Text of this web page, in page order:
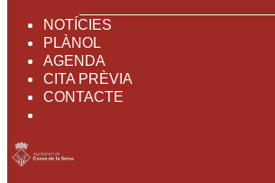
NOTÍCIES
PLÀNOL
AGENDA
CITA PRÈVIA
CONTACTE